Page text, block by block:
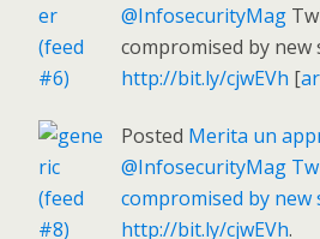
@InfosecurityMag
compromised by new
http://bit.ly/cjwEVh [
Posted Merita un
@InfosecurityMag
compromised by new
http://bit.ly/cjwEVh.